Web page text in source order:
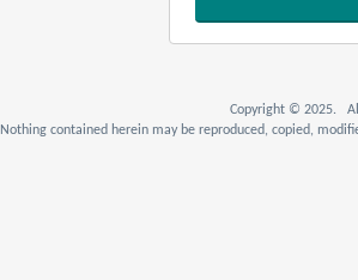
Copyright © 2025. All
Nothing contained herein may be reproduced, copied,